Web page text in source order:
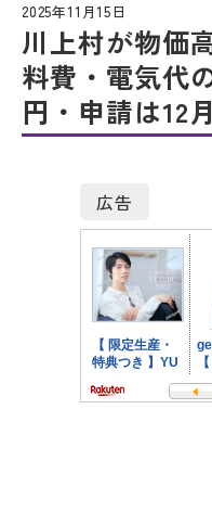
2025年11月15日
川上村が物価
料費・電気代
円・申請は12
広告